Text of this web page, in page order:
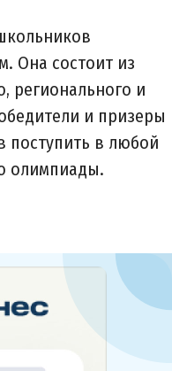
Она состоит из
регионального и
и призеры
поступить в любой
олимпиады.